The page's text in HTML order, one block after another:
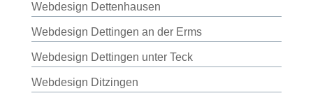
Webdesign Dettenhausen
Webdesign Dettingen an der Erms
Webdesign Dettingen unter Teck
Webdesign Ditzingen